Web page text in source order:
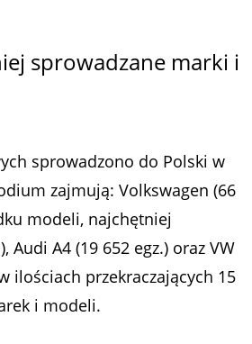
sprowadzane marki i
sprowadzono do Polski w
zajmują: Volkswagen (66
modeli, najchętniej
Audi A4 (19 652 egz.) oraz VW
ilościach przekraczających 15
i modeli.